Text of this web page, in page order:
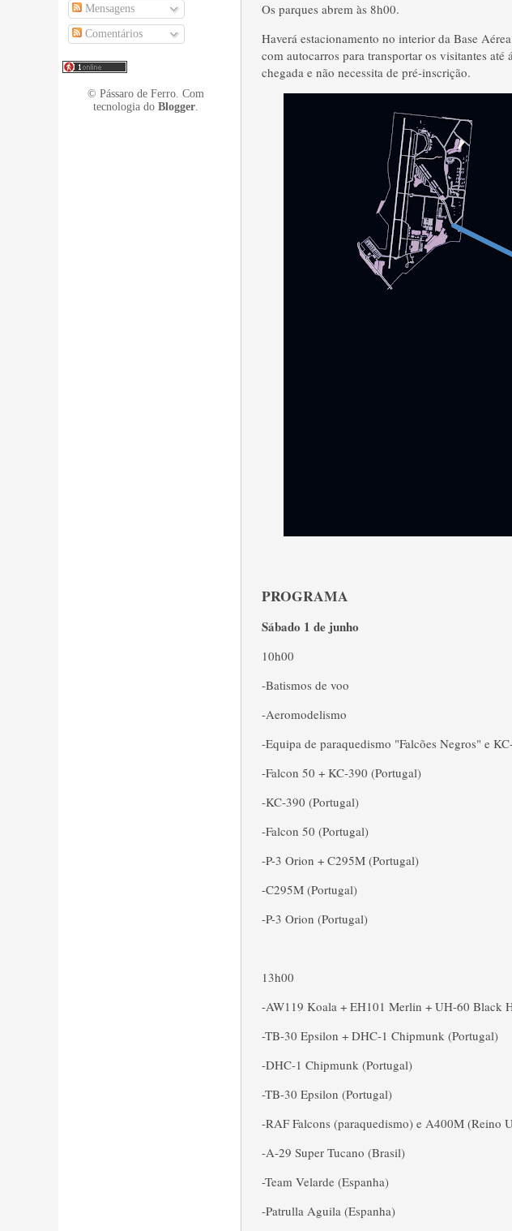
Mensagens
Comentários
© Pássaro de Ferro. Com
tecnologia do Blogger.
Os parques abrem às 8h00.
Haverá estacionamento no interior da Base
com autocarros para transportar os visitantes até
chegada e não necessita de pré-inscrição.
PROGRAMA
Sábado 1 de junho
10h00
-Batismos de voo
-Aeromodelismo
-Equipa de paraquedismo "Falcões Negros" e
-Falcon 50 + KC-390 (Portugal)
-KC-390 (Portugal)
-Falcon 50 (Portugal)
-P-3 Orion + C295M (Portugal)
-C295M (Portugal)
-P-3 Orion (Portugal)
13h00
-AW119 Koala + EH101 Merlin + UH-60 Black
-TB-30 Epsilon + DHC-1 Chipmunk (Portugal)
-DHC-1 Chipmunk (Portugal)
-TB-30 Epsilon (Portugal)
-RAF Falcons (paraquedismo) e A400M (Reino
-A-29 Super Tucano (Brasil)
-Team Velarde (Espanha)
-Patrulla Aguila (Espanha)